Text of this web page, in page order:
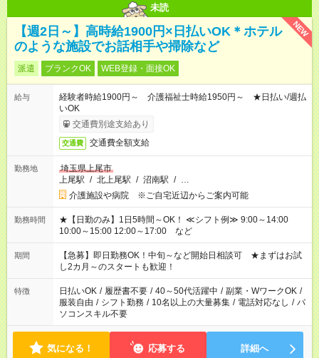
未読
NEW
【週2日～】高時給1900円×日払いOK＊ホテル
のような施設でお話相手や掃除など
派遣 ブランクOK WEB登録・面接OK
給与
経験者時給1900円～ 介護福祉士時給1950円～ ★日払い/週払
いOK
交通費別途支給あり
交通費 交通費全額支給
勤務地
埼玉県上尾市
上尾駅 / 北上尾駅 / 沼南駅 / …
介護施設や病院 ※ご自宅近辺からご案内可能
勤務時間
★【日勤のみ】1日5時間～OK！ ≪シフト例≫ 9:00～14:00
10:00～15:00 12:00～17:00 など
期間
【急募】即日勤務OK！中旬～など開始日相談可 ★まずはお試
し2カ月～のスタートも歓迎！
特徴 日払いOK / 履歴書不要 / 40～50代活躍中 / 副業・WワークOK /
服装自由 / シフト勤務 / 10名以上の大量募集 / 電話対応なし / パ
ソコンスキル不要
気になる！ 応募する 詳細へ